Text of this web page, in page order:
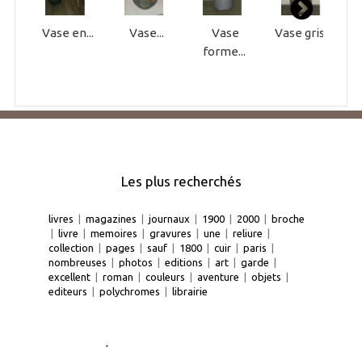
Vase en... Vase...
Vase
forme...
Vase gris...
Les plus recherchés
livres | magazines | journaux | 1900 | 2000 | broche
| livre | memoires | gravures | une | reliure |
collection | pages | sauf | 1800 | cuir | paris |
nombreuses | photos | editions | art | garde |
excellent | roman | couleurs | aventure | objets |
editeurs | polychromes | librairie